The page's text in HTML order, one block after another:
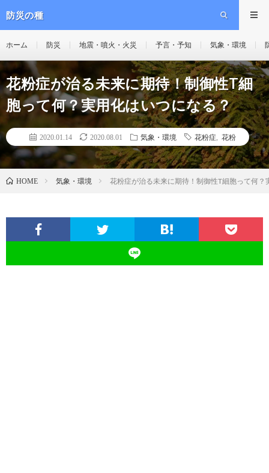
防災の種
ホーム 防災 地震・噴火・火災 予言・予知 気象・環境
花粉症が治る未来に期待！制御性T細
胞って何？実用化はいつになる？
2020.01.14 2020.08.01 気象・環境 花粉症 花粉
HOME 気象・環境 花粉症が治る未来に期待！制御性T細胞って何？